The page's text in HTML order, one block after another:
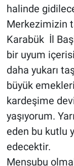
halinde
Merkezimizin
Karabük İl
bir uyum
daha yukarı
büyük
kardeşime
yaşıyorum.
eden bu kutlu
edecektir.
Mensubu